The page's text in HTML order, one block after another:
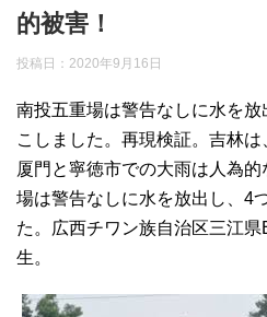
的被害！
投稿日： 2020年9月16日
南投五重場は警告なしに水を
こしました。再現検証。吉林は
厦門と寧徳市での大雨は人為
場は警告なしに水を放出し、4
た。広西チワン族自治区三江
生。